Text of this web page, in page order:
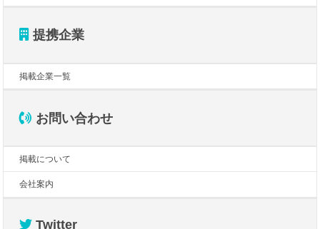
提携企業
掲載企業一覧
お問い合わせ
掲載について
会社案内
Twitter